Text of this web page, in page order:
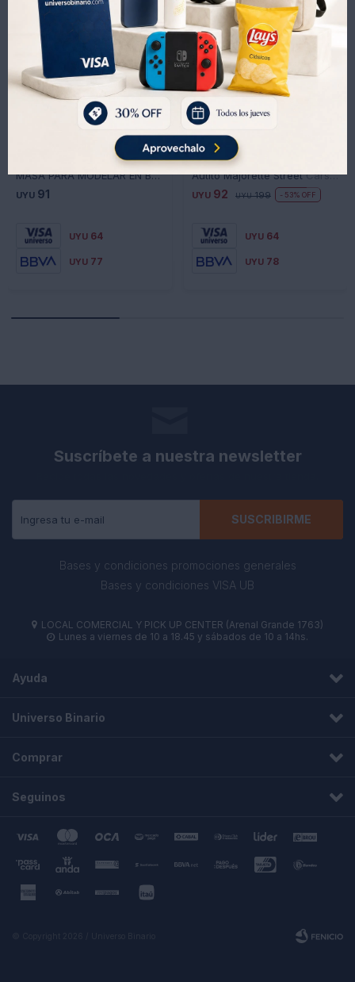
MASA PARA MODELAR EN BLISTER 160948
UYU 91
UYU 64
UYU 77
Autito Majorette Street Cars Metal 7,5 cm
UYU 92 UYU 199 53
UYU 64
UYU 78
Suscríbete a nuestra newsletter
SUSCRIBIRME
Bases y condiciones promociones generales
Bases y condiciones VISA UB
 LOCAL COMERCIAL Y PICK UP CENTER (Arenal Grande 1763)
 Lunes a viernes de 10 a 18.45 y sábados de 10 a 14hs.
Ayuda
Universo Binario
Comprar
Seguinos